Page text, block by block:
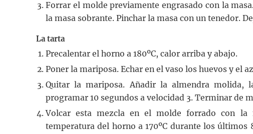
Forrar el molde previamente engrasado con la
la masa sobrante. Pinchar la masa con un tenedor.
La tarta
Precalentar el horno a 180ºC, calor arriba y abajo.
Poner la mariposa. Echar en el vaso los huevos y el
Quitar la mariposa. Añadir la almendra
programar 10 segundos a velocidad 3. Terminar de
Volcar esta mezcla en el molde forrado con la
temperatura del horno a 170ºC durante los